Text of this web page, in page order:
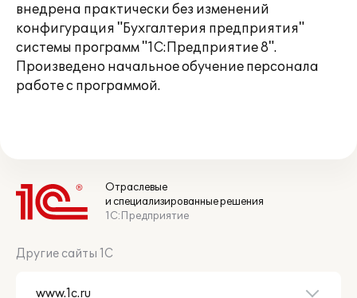
внедрена практически без изменений
конфигурация "Бухгалтерия предприятия"
системы программ "1С:Предприятие 8".
Произведено начальное обучение персонала
работе с программой.
Отраслевые
и специализированные решения
1С:Предприятие
Другие сайты 1С